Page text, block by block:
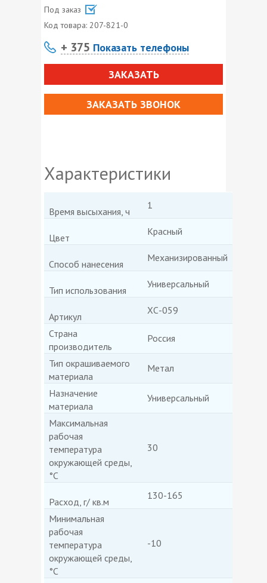
Под заказ
Код товара: 207-821-0
+ 375 Показать телефоны
ЗАКАЗАТЬ
ЗАКАЗАТЬ ЗВОНОК
Характеристики
Время высыхания, ч
1
Цвет
Красный
Способ нанесения
Механизированный
Тип использования
Универсальный
Артикул
ХС-059
Страна
производитель
Россия
Тип окрашиваемого
материала
Метал
Назначение
материала
Универсальный
Максимальная
рабочая
температура
окружающей среды,
°С
30
Расход, г/ кв.м
130-165
Минимальная
рабочая
температура
окружающей среды,
°С
-10